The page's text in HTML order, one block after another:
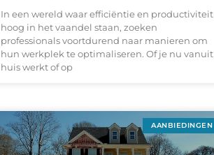
In een wereld waar efficiëntie en productiviteit
hoog in het vaandel staan, zoeken
professionals voortdurend naar manieren om
hun werkplek te optimaliseren. Of je nu vanuit
huis werkt of op
AANBIEDINGEN